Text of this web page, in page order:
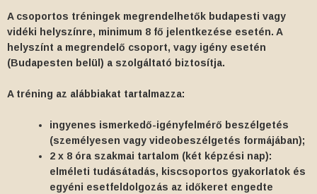
A csoportos tréningek megrendelhetők budapesti vagy
vidéki helyszínre, minimum 8 fő jelentkezése esetén. A
helyszínt a megrendelő csoport, vagy igény esetén
(Budapesten belül) a szolgáltató biztosítja.
A tréning az alábbiakat tartalmazza:
ingyenes ismerkedő-igényfelmérő beszélgetés
(személyesen vagy videobeszélgetés formájában);
2 x 8 óra szakmai tartalom (két képzési nap):
elméleti tudásátadás, kiscsoportos gyakorlatok és
egyéni esetfeldolgozás az időkeret engedte